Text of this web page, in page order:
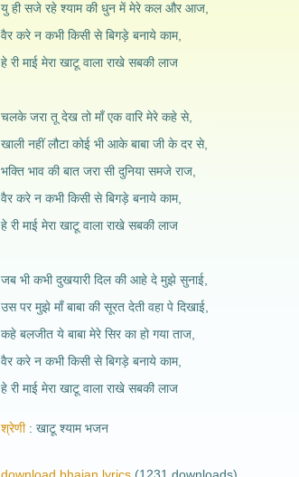
यु ही सजे रहे श्याम की धुन में मेरे कल और आज,
वैर करे न कभी किसी से बिगड़े बनाये काम,
हे री माई मेरा खाटू वाला राखे सबकी लाज
चलके जरा तू देख तो माँ एक वारि मेरे कहे से,
खाली नहीं लौटा कोई भी आके बाबा जी के दर से,
भक्ति भाव की बात जरा सी दुनिया समजे राज,
वैर करे न कभी किसी से बिगड़े बनाये काम,
हे री माई मेरा खाटू वाला राखे सबकी लाज
जब भी कभी दुखयारी दिल की आहे दे मुझे सुनाई,
उस पर मुझे माँ बाबा की सूरत देती वहा पे दिखाई,
कहे बलजीत ये बाबा मेरे सिर का हो गया ताज,
वैर करे न कभी किसी से बिगड़े बनाये काम,
हे री माई मेरा खाटू वाला राखे सबकी लाज
श्रेणी खाटू श्याम भजन